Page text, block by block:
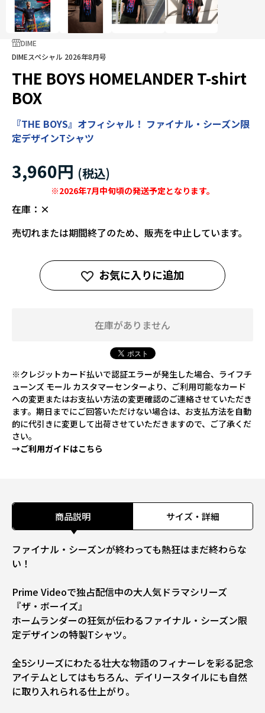
DIME
DIMEスペシャル 2026年8月号
THE BOYS HOMELANDER T-shirt
BOX
『THE BOYS』オフィシャル！ ファイナル・シーズン限
定デザインTシャツ
3,960円
※2026年7月中旬頃の発送予定となります。
在庫： ×
売切れまたは期間終了のため、販売を中止しています。
お気に入りに追加
在庫がありません
※クレジットカード払いで認証エラーが発生した場合、ライフチ
ューンズ モール カスタマーセンターより、ご利用可能なカード
への変更またはお支払い方法の変更確認のご連絡させていただき
ます。期日までにご回答いただけない場合は、お支払方法を自動
的に代引きに変更して出荷させていただきますので、ご了承くだ
さい。
→ご利用ガイドはこちら
商品説明 サイズ・詳細
ファイナル・シーズンが終わっても熱狂はまだ終わらな
い！
Prime Videoで独占配信中の大人気ドラマシリーズ
『ザ・ボーイズ』
ホームランダーの狂気が伝わるファイナル・シーズン限
定デザインの特製Tシャツ。
全5シリーズにわたる壮大な物語のフィナーレを彩る記念
アイテムとしてはもちろん、デイリースタイルにも自然
に取り入れられる仕上がり。